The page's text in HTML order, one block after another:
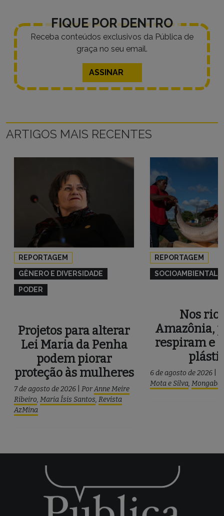
FIQUE POR DENTRO
Receba conteúdos exclusivos da Pública de
graça no seu email.
ASSINAR
ARTIGOS MAIS RECENTES
REPORTAGEM
GÊNERO E DIVERSIDADE
PODER
Projetos para alterar
Lei Maria da Penha
podem piorar
proteção às mulheres
7 de agosto de 2026 PorAnne Meire
Ribeiro, Maria Ísis Santos, Revista
AzMina
REPORTAGEM
SOCIOAMBIENTAL
Nos
Amazônia,
respiram e
6 de agosto de 2026
Mota e Silva,